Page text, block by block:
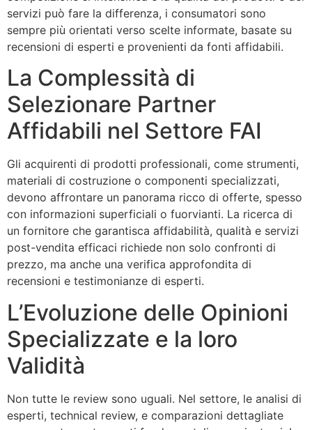
servizi può fare la differenza, i consumatori sono
sempre più orientati verso scelte informate, basate su
recensioni di esperti e provenienti da fonti affidabili.
La Complessità di
Selezionare Partner
Affidabili nel Settore FAI
Gli acquirenti di prodotti professionali, come strumenti,
materiali di costruzione o componenti specializzati,
devono affrontare un panorama ricco di offerte, spesso
con informazioni superficiali o fuorvianti. La ricerca di
un fornitore che garantisca affidabilità, qualità e servizi
post-vendita efficaci richiede non solo confronti di
prezzo, ma anche una verifica approfondita di
recensioni e testimonianze di esperti.
L’Evoluzione delle Opinioni
Specializzate e la loro
Validità
Non tutte le review sono uguali. Nel settore, le analisi di
esperti, technical review, e comparazioni dettagliate